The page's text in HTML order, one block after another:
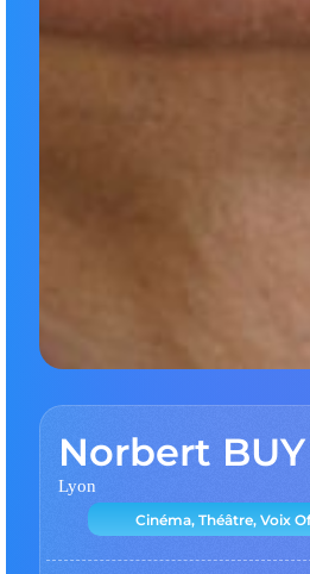
Norbert BUY
Lyon
Cinéma, Théâtre, Voix